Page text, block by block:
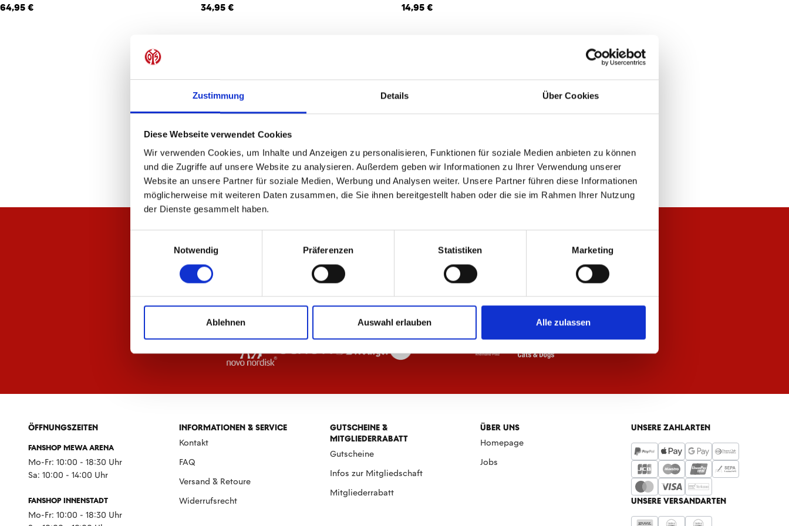
Zustimmung Details Über Cookies
Diese Webseite verwendet Cookies
Wir verwenden Cookies, um Inhalte und Anzeigen zu personalisieren, Funktionen für soziale Medien anbieten zu können
und die Zugriffe auf unsere Website zu analysieren. Außerdem geben wir Informationen zu Ihrer Verwendung unserer
Website an unsere Partner für soziale Medien, Werbung und Analysen weiter. Unsere Partner führen diese Informationen
möglicherweise mit weiteren Daten zusammen, die Sie ihnen bereitgestellt haben oder die sie im Rahmen Ihrer Nutzung
der Dienste gesammelt haben.
Notwendig
Präferenzen Statistiken Marketing
Ablehnen Auswahl erlauben Alle zulassen
64,95 € 34,95 € 14,95 €
ÖFFNUNGSZEITEN
FANSHOP MEWA ARENA
Mo-Fr: 10:00 - 18:30 Uhr
Sa: 10:00 - 14:00 Uhr
FANSHOP INNENSTADT
Mo-Fr: 10:00 - 18:30 Uhr
INFORMATIONEN & SERVICE
Kontakt
FAQ
Versand & Retoure
Widerrufsrecht
GUTSCHEINE &
MITGLIEDERRABATT
Gutscheine
Infos zur Mitgliedschaft
Mitgliederrabatt
ÜBER UNS
Homepage
Jobs
UNSERE ZAHLARTEN
UNSERE VERSANDARTEN